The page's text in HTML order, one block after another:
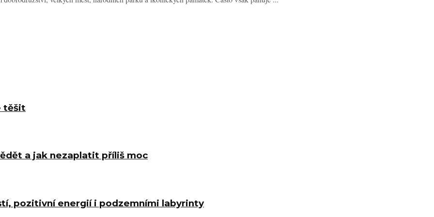
těšit
a jak nezaplatit příliš moc
pozitivní energií i podzemními labyrinty